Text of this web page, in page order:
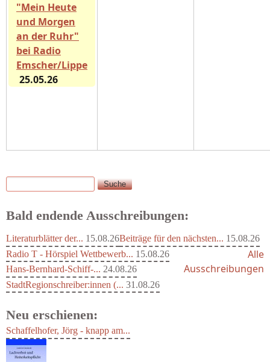
"Mein Heute
und Morgen
an der Ruhr"
bei Radio
Emscher/Lippe
25.05.26
Suchformular
Suche
Bald endende Ausschreibungen:
Literaturblätter der... 15.08.26Beiträge für den nächsten... 15.08.26
Radio T - Hörspiel Wettbewerb... 15.08.26
Hans-Bernhard-Schiff-... 24.08.26
StadtRegionschreiber:innen (... 31.08.26
Alle
Ausschreibungen
Neu erschienen: